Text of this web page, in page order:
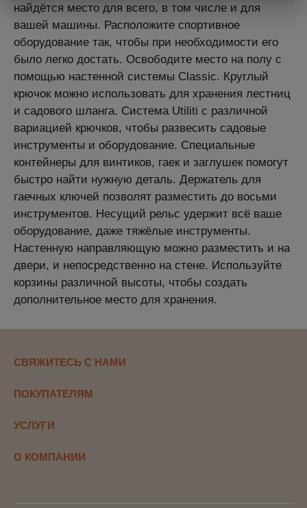
найдётся место для всего, в том числе и для
вашей машины. Расположите спортивное
оборудование так, чтобы при необходимости его
было легко достать. Освободите место на полу с
помощью настенной системы Classic. Круглый
крючок можно использовать для хранения лестниц
и садового шланга. Система Utiliti с различной
вариацией крючков, чтобы развесить садовые
инструменты и оборудование. Специальные
контейнеры для винтиков, гаек и заглушек помогут
быстро найти нужную деталь. Держатель для
гаечных ключей позволят разместить до восьми
инструментов. Несущий рельс удержит всё ваше
оборудование, даже тяжёлые инструменты.
Настенную направляющую можно разместить и на
двери, и непосредственно на стене. Используйте
корзины различной высоты, чтобы создать
дополнительное место для хранения.
СВЯЖИТЕСЬ С НАМИ
ПОКУПАТЕЛЯМ
УСЛУГИ
О КОМПАНИИ